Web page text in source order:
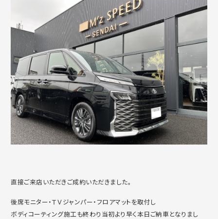
直接ご来店いただきご成約いただきました。
後席モニター・ＴＶジャンパー・フロアマットを取付し
ボディコーティング施工も終わり当初より早く本日ご納車となりまし